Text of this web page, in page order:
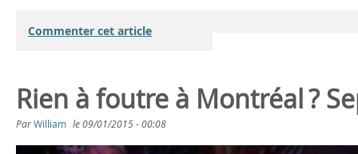
Commenter cet article
Rien à foutre à Montréal ?
ParWilliam le09/01/2015 - 00:08